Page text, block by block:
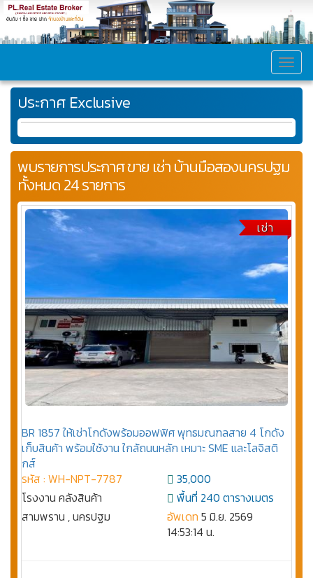
MENU
ประกาศ Exclusive
พบรายการประกาศ ขาย เช่า บ้านมือสองนครปฐม
ทั้งหมด 24 รายการ
เช่า
BR 1857 ให้เช่าโกดังพร้อมออฟฟิศ พุทธมณฑลสาย 4 โกดัง
เก็บสินค้า พร้อมใช้งาน ใกล้ถนนหลัก เหมาะ SME และโลจิสติ
กส์
รหัส : WH-NPT-7787
โรงงาน คลังสินค้า
สามพราน , นครปฐม
35,000
พื้นที่ 240 ตารางเมตร
อัพเดท 5 มิ.ย. 2569
14:53:14 น.